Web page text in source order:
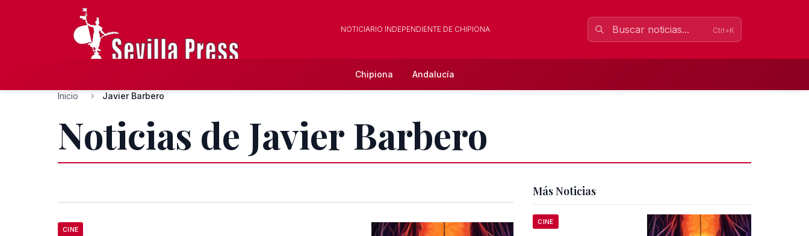
NOTICIARIO INDEPENDIENTE DE CHIPIONA Ctrl+K
Chipiona Andalucía
Inicio Javier Barbero
Noticias de Javier Barbero
CINE
Más Noticias
CINE